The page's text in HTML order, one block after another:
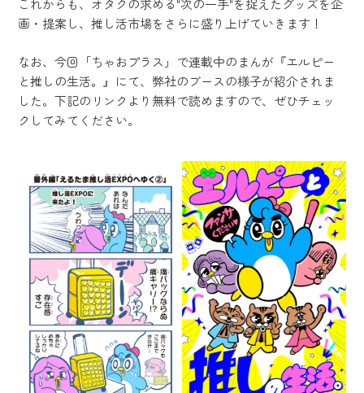
これからも、オタクの求める"次の一手"を捉えたグッズを企
画・提案し、推し活市場をさらに盛り上げていきます！
なお、今回「ちゃおプラス」で連載中のまんが『エルピー
と推しの生活。』にて、弊社のブースの様子が紹介されま
した。下記のリンクより無料で読めますので、ぜひチェッ
クしてみてください。